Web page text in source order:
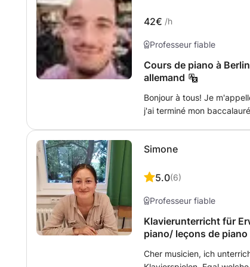
besoins personnels ! J'ai hâte de vous rencontrer et de vous entendre
42€ /h
Professeur fiable
Cours de piano à
allemand
Bonjour à tous! Je
j'ai terminé mon
d'expérience dans
chez vous ou au
Simone
5.0(6)
Professeur fiable
Klavierunterricht für
piano/ leçons de piano
Cher musicien, ich